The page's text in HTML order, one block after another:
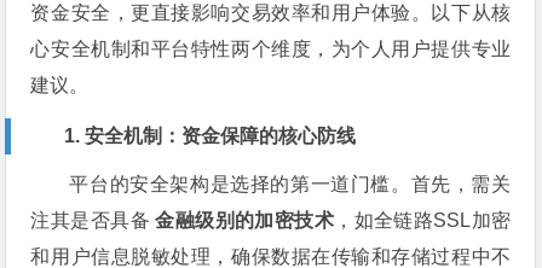
资金安全，更直接影响交易效率和用户体验。以下从核
心安全机制和平台特性两个维度，为个人用户提供专业
建议。
1. 安全机制：资金保障的核心防线
平台的安全架构是选择的第一道门槛。首先，需关
注其是否具备金融级别的加密技术 ，如全链路SSL加密
和用户信息脱敏处理，确保数据在传输和存储过程中不